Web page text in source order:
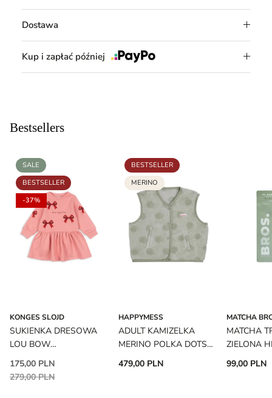
Dostawa
Kup i zapłać później
Bestsellers
SALE
BESTSELLER
-37%
KONGES SLOJD
SUKIENKA DRESOWA
LOU BOW
STRAWBERRY ICE
KONGES SLOJD
175,00 PLN
279,00 PLN
BESTSELLER
MERINO
HAPPYMESS
ADULT KAMIZELKA
MERINO POLKA DOTS
HAPPYMESS
479,00 PLN
MATCHA
MATCHA
ZIELONA
MATCHA
99,00 PLN